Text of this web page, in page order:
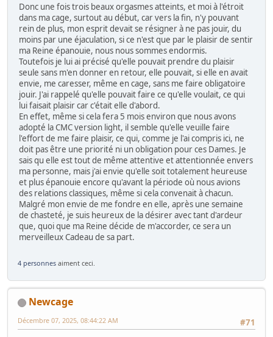
Donc une fois trois beaux orgasmes atteints, et moi à l'étroit
dans ma cage, surtout au début, car vers la fin, n'y pouvant
rein de plus, mon esprit devait se résigner à ne pas jouir, du
moins par une éjaculation, si ce n'est que par le plaisir de sentir
ma Reine épanouie, nous nous sommes endormis.
Toutefois je lui ai précisé qu'elle pouvait prendre du plaisir
seule sans m'en donner en retour, elle pouvait, si elle en avait
envie, me caresser, même en cage, sans me faire obligatoire
jouir. J'ai rappelé qu'elle pouvait faire ce qu'elle voulait, ce qui
lui faisait plaisir car c'était elle d'abord.
En effet, même si cela fera 5 mois environ que nous avons
adopté la CMC version light, il semble qu'elle veuille faire
l'effort de me faire plaisir, ce qui, comme je l'ai compris ici, ne
doit pas être une priorité ni un obligation pour ces Dames. Je
sais qu elle est tout de même attentive et attentionnée envers
ma personne, mais j'ai envie qu'elle soit totalement heureuse
et plus épanouie encore qu'avant la période où nous avions
des relations classiques, même si cela convenait à chacun.
Malgré mon envie de me fondre en elle, après une semaine
de chasteté, je suis heureux de la désirer avec tant d'ardeur
que, quoi que ma Reine décide de m'accorder, ce sera un
merveilleux Cadeau de sa part.
4 personnes aiment ceci.
Newcage
#71
Décembre 07, 2025, 08:44:22 AM